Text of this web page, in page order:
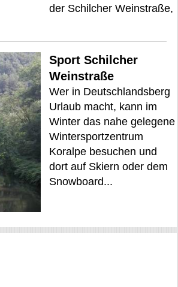
der Schilcher Weinstraße,
Sport Schilcher
Weinstraße
Wer in Deutschlandsberg
Urlaub macht, kann im
Winter das nahe gelegene
Wintersportzentrum
Koralpe besuchen und
dort auf Skiern oder dem
Snowboard...